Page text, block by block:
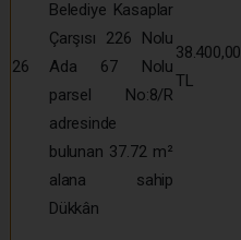
26
Belediye Kasaplar
Çarşısı 226 Nolu
Ada 67 Nolu
parsel No:8/R
adresinde
bulunan 37.72 m²
alana sahip
Dükkân
38.400,00
TL